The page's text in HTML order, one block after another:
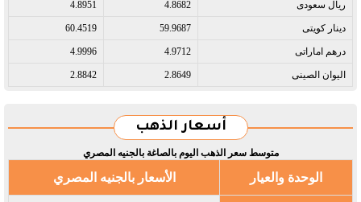
ريال سعودى​ 4.8682
4.8951
دينار كويتى​ 59.9687
60.4519
درهم اماراتى​ 4.9712
4.9996
اليوان الصينى​ 2.8649
2.8842
أسعار الذهب
متوسط سعر الذهب اليوم بالصاغة بالجنيه المصري
الوحدة والعيار الأسعار بالجنيه المصري